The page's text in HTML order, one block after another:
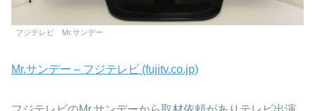
フジテレビ Mr.サンデー
Mr.サンデー – フジテレビ (fujitv.co.jp)